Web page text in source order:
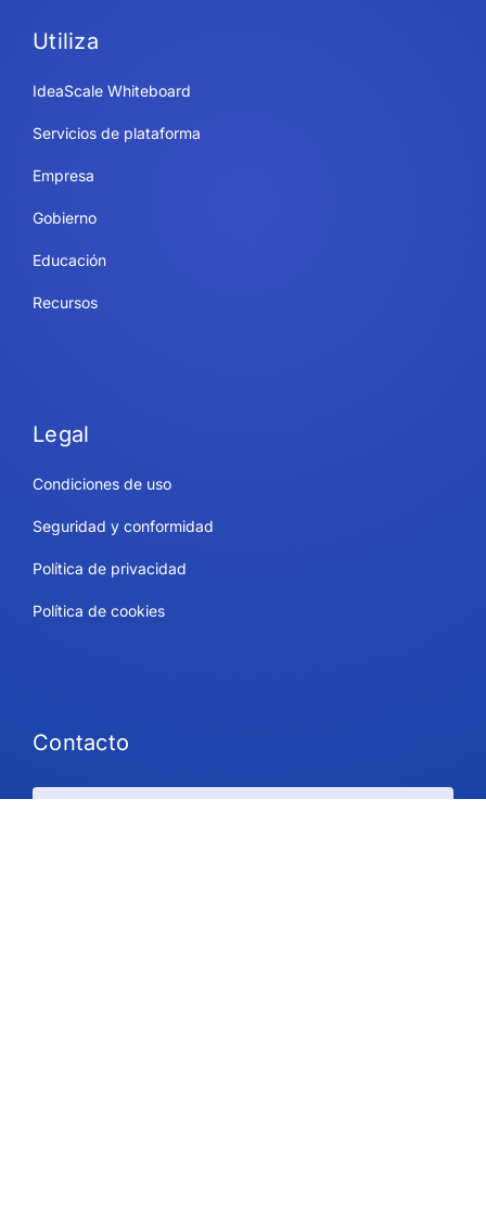
Utiliza
IdeaScale Whiteboard
Servicios de plataforma
Empresa
Gobierno
Educación
Recursos
Legal
Condiciones de uso
Seguridad y conformidad
Política de privacidad
Política de cookies
Contacto